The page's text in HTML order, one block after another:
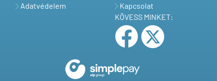
Adatvédelem
Kapcsolat
KÖVESS MINKET: